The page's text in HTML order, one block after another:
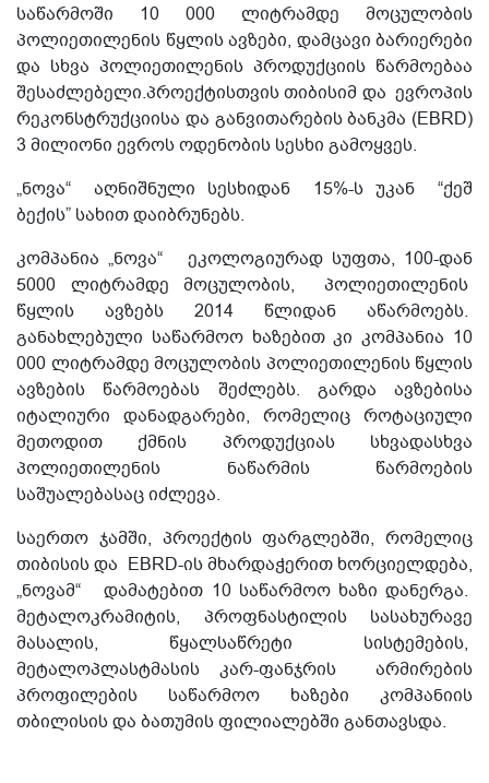
საწარმოში 10 000 ლიტრამდე მოცულობის
პოლიეთილენის წყლის ავზები, დამცავი ბარიერები
და სხვა პოლიეთილენის პროდუქციის წარმოებაა
შესაძლებელი.პროექტისთვის თიბისიმ და ევროპის
რეკონსტრუქციისა და განვითარების ბანკმა (EBRD)
3 მილიონი ევროს ოდენობის სესხი გამოყვეს.
„ნოვა“ აღნიშნული სესხიდან 15%-ს უკან “ქეშ
ბექის” სახით დაიბრუნებს.
კომპანია „ნოვა“ ეკოლოგიურად სუფთა, 100-დან
5000 ლიტრამდე მოცულობის, პოლიეთილენის
წყლის ავზებს 2014 წლიდან აწარმოებს.
განახლებული საწარმოო ხაზებით კი კომპანია 10
000 ლიტრამდე მოცულობის პოლიეთილენის წყლის
ავზების წარმოებას შეძლებს. გარდა ავზებისა
იტალიური დანადგარები, რომელიც როტაციული
მეთოდით ქმნის პროდუქციას სხვადასხვა
პოლიეთილენის ნაწარმის წარმოების
საშუალებასაც იძლევა.
საერთო ჯამში, პროექტის ფარგლებში, რომელიც
თიბისის და EBRD-ის მხარდაჭერით ხორციელდება,
„ნოვამ“ დამატებით 10 საწარმოო ხაზი დანერგა.
მეტალოკრამიტის, პროფნასტილის სასახურავე
მასალის, წყალსაწრეტი სისტემების,
მეტალოპლასტმასის კარ-ფანჯრის არმირების
პროფილების საწარმოო ხაზები კომპანიის
თბილისის და ბათუმის ფილიალებში განთავსდა.